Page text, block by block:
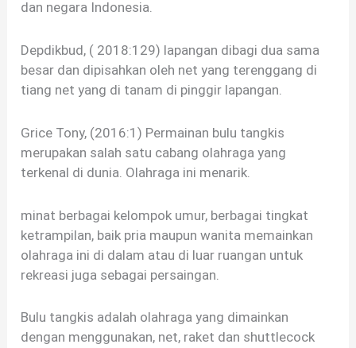
dan negara Indonesia.
Depdikbud, ( 2018:129) lapangan dibagi dua sama
besar dan dipisahkan oleh net yang terenggang di
tiang net yang di tanam di pinggir lapangan.
Grice Tony, (2016:1) Permainan bulu tangkis
merupakan salah satu cabang olahraga yang
terkenal di dunia. Olahraga ini menarik.
minat berbagai kelompok umur, berbagai tingkat
ketrampilan, baik pria maupun wanita memainkan
olahraga ini di dalam atau di luar ruangan untuk
rekreasi juga sebagai persaingan.
Bulu tangkis adalah olahraga yang dimainkan
dengan menggunakan, net, raket dan shuttlecock